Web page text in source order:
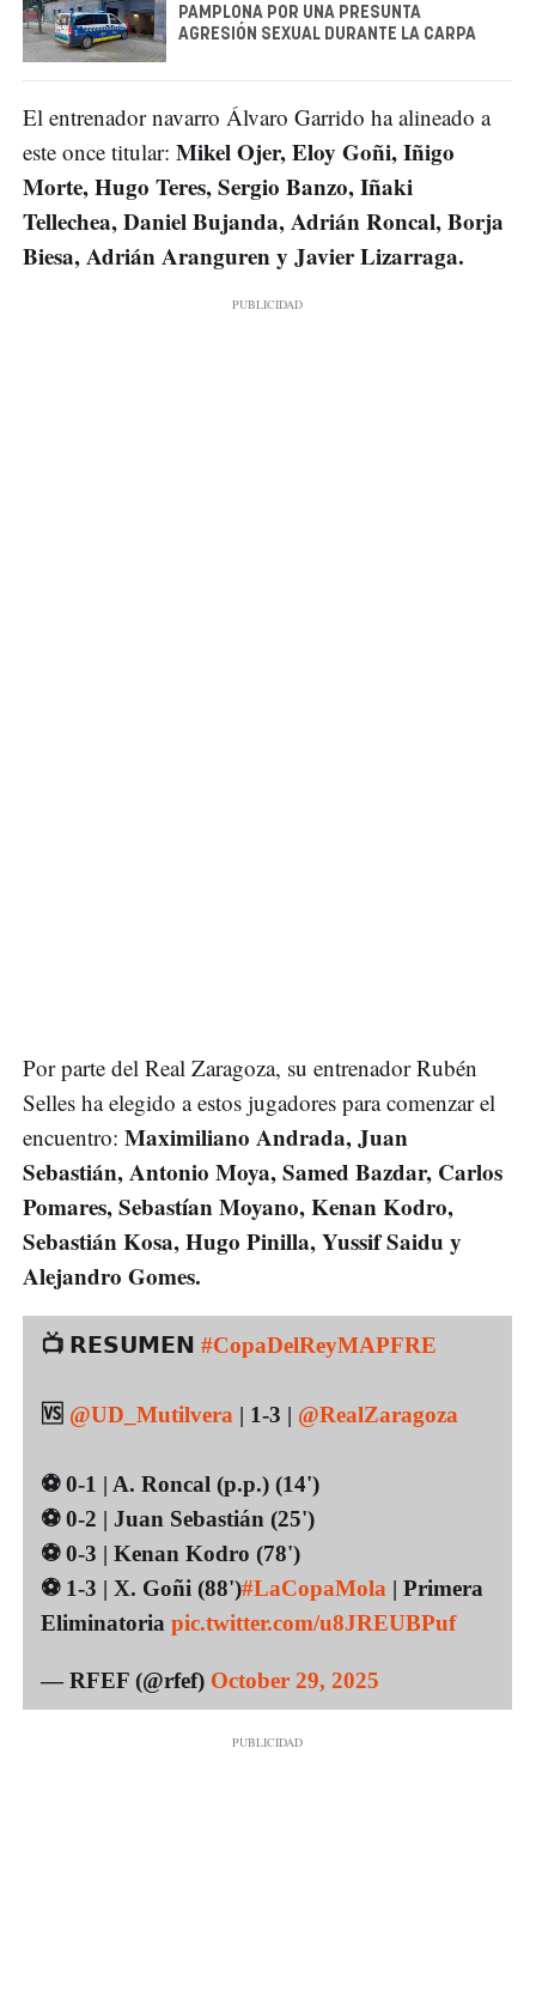
PAMPLONA POR UNA PRESUNTA
AGRESIÓN SEXUAL DURANTE LA CARPA
El entrenador navarro Álvaro Garrido ha alineado a
este once titular: Mikel Ojer, Eloy Goñi, Iñigo
Morte, Hugo Teres, Sergio Banzo, Iñaki
Tellechea, Daniel Bujanda, Adrián Roncal, Borja
Biesa, Adrián Aranguren y Javier Lizarraga.
Por parte del Real Zaragoza, su entrenador Rubén
Selles ha elegido a estos jugadores para comenzar el
encuentro: Maximiliano Andrada, Juan
Sebastián, Antonio Moya, Samed Bazdar, Carlos
Pomares, Sebastían Moyano, Kenan Kodro,
Sebastián Kosa, Hugo Pinilla, Yussif Saidu y
Alejandro Gomes.
📺 𝗥𝗘𝗦𝗨𝗠𝗘𝗡 #CopaDelReyMAPFRE
🆚 @UD_Mutilvera | 1-3 | @RealZaragoza
⚽ 0-1 | A. Roncal (p.p.) (14')
⚽ 0-2 | Juan Sebastián (25')
⚽ 0-3 | Kenan Kodro (78')
⚽ 1-3 | X. Goñi (88')#LaCopaMola | Primera
Eliminatoria pic.twitter.com/u8JREUBPuf
— RFEF (@rfef) October 29, 2025